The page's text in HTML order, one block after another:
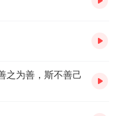
谓“得到”和“失去”，因
之为善，斯不善己